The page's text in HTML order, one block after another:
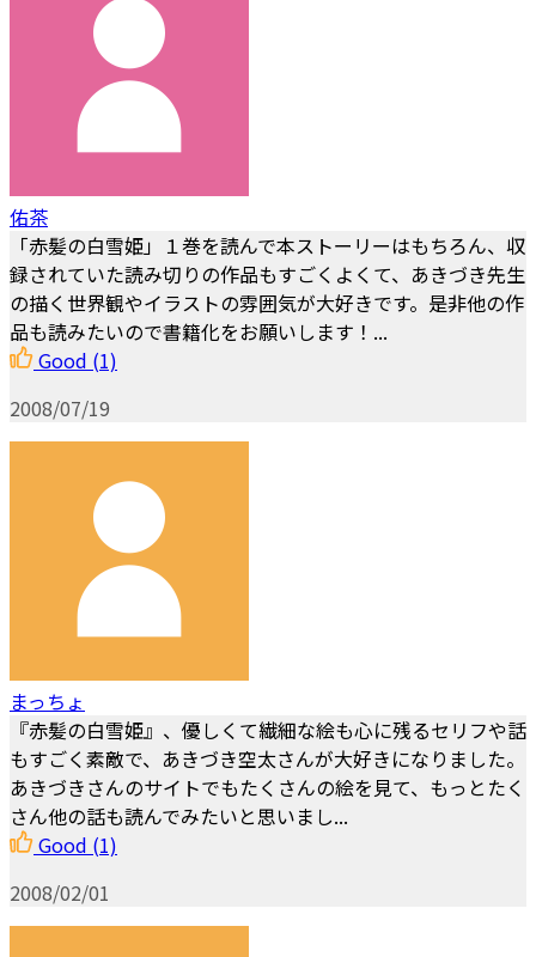
佑茶
「赤髪の白雪姫」１巻を読んで本ストーリーはもちろん、収
録されていた読み切りの作品もすごくよくて、あきづき先生
の描く世界観やイラストの雰囲気が大好きです。是非他の作
品も読みたいので書籍化をお願いします！...
Good (1)
2008/07/19
まっちょ
『赤髪の白雪姫』、優しくて繊細な絵も心に残るセリフや話
もすごく素敵で、あきづき空太さんが大好きになりました。
あきづきさんのサイトでもたくさんの絵を見て、もっとたく
さん他の話も読んでみたいと思いまし...
Good (1)
2008/02/01